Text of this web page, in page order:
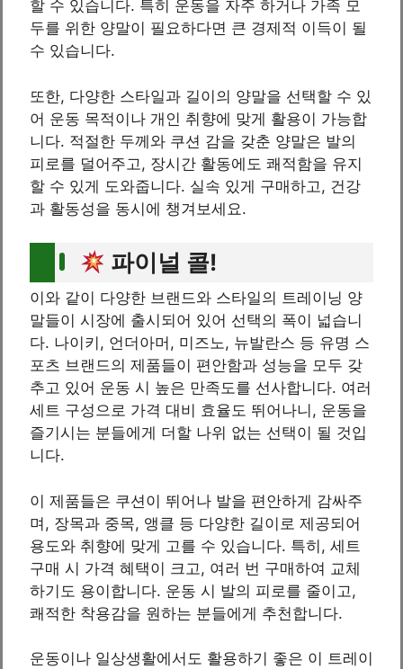
할 수 있습니다. 특히 운동을 자주 하거나 가족 모
두를 위한 양말이 필요하다면 큰 경제적 이득이 될
수 있습니다.
또한, 다양한 스타일과 길이의 양말을 선택할 수 있
어 운동 목적이나 개인 취향에 맞게 활용이 가능합
니다. 적절한 두께와 쿠션 감을 갖춘 양말은 발의
피로를 덜어주고, 장시간 활동에도 쾌적함을 유지
할 수 있게 도와줍니다. 실속 있게 구매하고, 건강
과 활동성을 동시에 챙겨보세요.
파이널 콜!
이와 같이 다양한 브랜드와 스타일의 트레이닝 양
말들이 시장에 출시되어 있어 선택의 폭이 넓습니
다. 나이키, 언더아머, 미즈노, 뉴발란스 등 유명 스
포츠 브랜드의 제품들이 편안함과 성능을 모두 갖
추고 있어 운동 시 높은 만족도를 선사합니다. 여러
세트 구성으로 가격 대비 효율도 뛰어나니, 운동을
즐기시는 분들에게 더할 나위 없는 선택이 될 것입
니다.
이 제품들은 쿠션이 뛰어나 발을 편안하게 감싸주
며, 장목과 중목, 앵클 등 다양한 길이로 제공되어
용도와 취향에 맞게 고를 수 있습니다. 특히, 세트
구매 시 가격 혜택이 크고, 여러 번 구매하여 교체
하기도 용이합니다. 운동 시 발의 피로를 줄이고,
쾌적한 착용감을 원하는 분들에게 추천합니다.
운동이나 일상생활에서도 활용하기 좋은 이 트레이